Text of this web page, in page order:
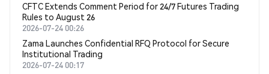
CFTC Extends Comment Period for 24/7 Futures Trading
Rules to August 26
2026-07-24 00:26
Zama Launches Confidential RFQ Protocol for Secure
Institutional Trading
2026-07-24 00:17